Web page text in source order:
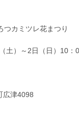
つカミツレ花まつり
土）～2日（日）10：
広津4098